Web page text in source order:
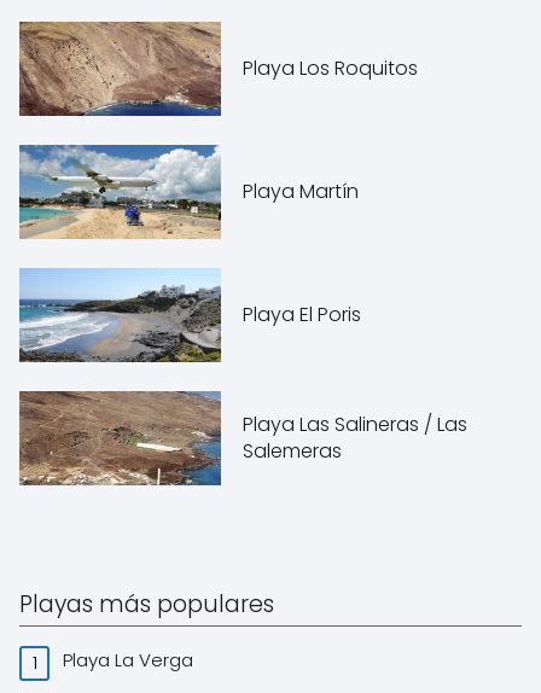
Playa Los Roquitos
Playa Martín
Playa El Poris
Playa Las Salineras / Las
Salemeras
Playas más populares
Playa La Verga